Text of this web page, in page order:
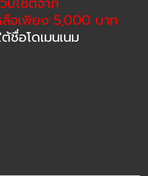
อเพียง 5,000 บาท
ชื่อโดเมนเนม